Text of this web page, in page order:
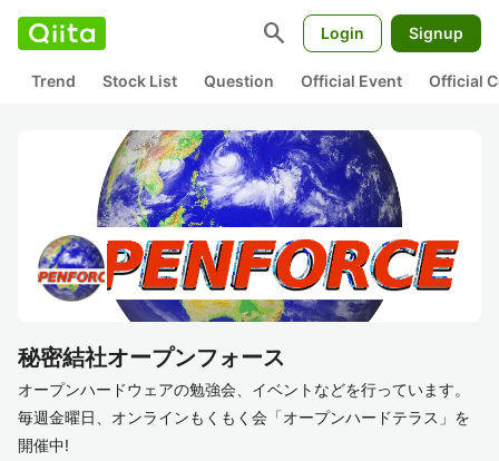
search Login Signup
Trend Stock List Question Official Event Official
秘密結社オープンフォース
オープンハードウェアの勉強会、イベントなどを行っています。
毎週金曜日、オンラインもくもく会「オープンハードテラス」を
開催中!